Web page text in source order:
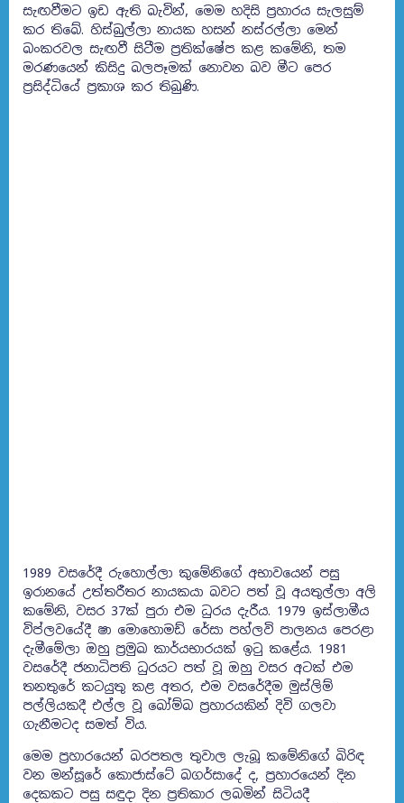
සැඟවීමට ඉඩ ඇති බැවින්, මෙම හදිසි ප්‍රහාරය සැලසුම්
කර තිබේ. හිස්බුල්ලා නායක හසන් නස්රල්ලා මෙන්
බංකරවල සැඟවී සිටීම ප්‍රතික්ෂේප කළ කමේනි, තම
මරණයෙන් කිසිදු බලපෑමක් නොවන බව මීට පෙර
ප්‍රසිද්ධියේ ප්‍රකාශ කර තිබුණි.
1989 වසරේදී රුහොල්ලා කුමේනිගේ අභාවයෙන් පසු
ඉරානයේ උත්තරීතර නායකයා බවට පත් වූ අයතුල්ලා අලි
කමේනි, වසර 37ක් පුරා එම ධුරය දැරීය. 1979 ඉස්ලාමීය
විප්ලවයේදී ෂා මොහොමඩ් රේසා පහ්ලවි පාලනය පෙරළා
දැමීමේලා ඔහු ප්‍රමුඛ කාර්යභාරයක් ඉටු කළේය. 1981
වසරේදී ජනාධිපති ධුරයට පත් වූ ඔහු වසර අටක් එම
තනතුරේ කටයුතු කළ අතර, එම වසරේදීම මුස්ලිම්
පල්ලියකදී එල්ල වූ බෝම්බ ප්‍රහාරයකින් දිවි ගලවා
ගැනීමටද සමත් විය.
මෙම ප්‍රහාරයෙන් බරපතල තුවාල ලැබූ කමේනිගේ බිරිඳ
වන මන්සූරේ කොජාස්ටේ බගර්සාදේ ද, ප්‍රහාරයෙන් දින
දෙකකට පසු සඳුදා දින ප්‍රතිකාර ලබමින් සිටියදී